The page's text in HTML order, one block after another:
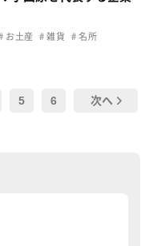
お土産 雑貨 名所
5 6 次へ